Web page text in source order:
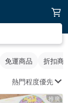
免運商品 折扣商
熱門程度優先
推廣